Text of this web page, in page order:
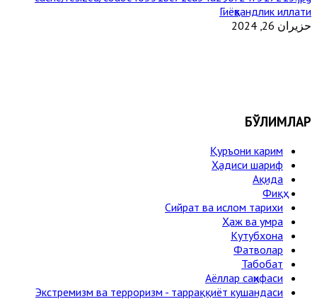
Гиёҳвандлик иллати
حزيران 26, 2024
БЎЛИМЛАР
Қуръони карим
Ҳадиси шариф
Ақида
Фиқҳ
Сийрат ва ислом тарихи
Ҳаж ва умра
Кутубхона
Фатволар
Табобат
Аёллар саҳифаси
Экстремизм ва терроризм - тарраққиёт кушандаси